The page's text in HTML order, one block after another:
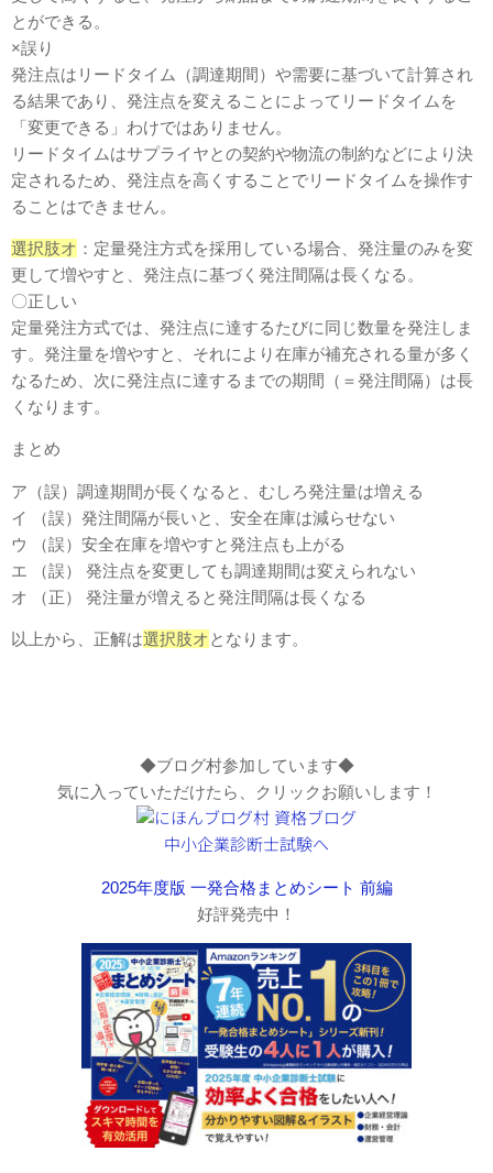
とができる。
×誤り
発注点はリードタイム（調達期間）や需要に基づいて計算され
る結果であり、発注点を変えることによってリードタイムを
「変更できる」わけではありません。
リードタイムはサプライヤとの契約や物流の制約などにより決
定されるため、発注点を高くすることでリードタイムを操作す
ることはできません。
選択肢オ ：定量発注方式を採用している場合、発注量のみを変
更して増やすと、発注点に基づく発注間隔は長くなる。
〇正しい
定量発注方式では、発注点に達するたびに同じ数量を発注しま
す。発注量を増やすと、それにより在庫が補充される量が多く
なるため、次に発注点に達するまでの期間（＝発注間隔）は長
くなります。
まとめ
ア（誤）調達期間が長くなると、むしろ発注量は増える
イ （誤）発注間隔が長いと、安全在庫は減らせない
ウ （誤）安全在庫を増やすと発注点も上がる
エ （誤） 発注点を変更しても調達期間は変えられない
オ （正） 発注量が増えると発注間隔は長くなる
以上から、正解は選択肢オとなります。
◆ブログ村参加しています◆
気に入っていただけたら、クリックお願いします！
2025年度版 一発合格まとめシート 前編
好評発売中！